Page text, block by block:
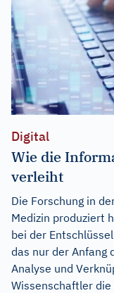
Digital
Wie die
verleiht
Die Forschung in
Medizin produziert
bei der
das nur der Anfang
Analyse und
Wissenschaftler